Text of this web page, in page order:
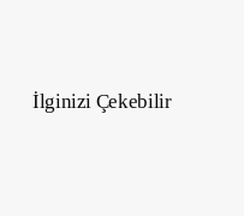
İlginizi Çekebilir